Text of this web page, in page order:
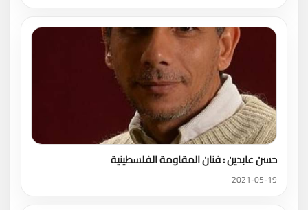
حسن عابدين : فنان المقاومة الفلسطينية
2021-05-19